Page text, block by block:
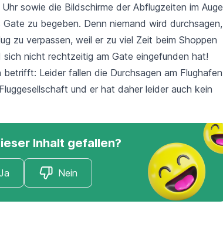
sowie die Bildschirme der Abflugzeiten im Auge
zu begeben. Denn niemand wird durchsagen,
zu verpassen, weil er zu viel Zeit beim Shoppen
sich nicht rechtzeitig am Gate eingefunden hat!
Leider fallen die Durchsagen am Flughafen
und er hat daher leider auch kein
Inhalt gefallen?
Nein